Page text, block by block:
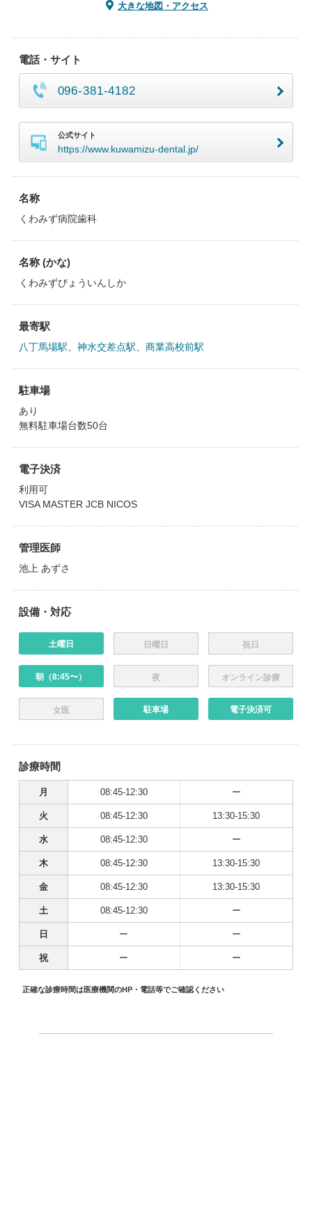
大きな地図・アクセス
電話・サイト
096-381-4182
公式サイト
https://www.kuwamizu-dental.jp/
名称
くわみず病院歯科
名称 (かな)
くわみずびょういんしか
最寄駅
八丁馬場駅 神水交差点駅 商業高校前駅
駐車場
あり
無料駐車場台数50台
電子決済
利用可
VISA MASTER JCB NICOS
管理医師
池上 あずさ
設備・対応
土曜日 日曜日 祝日
朝（8:45〜） 夜 オンライン診療
女医 駐車場 電子決済可
診療時間
月 08:45-12:30 ー
火 08:45-12:30 13:30-15:30
水 08:45-12:30 ー
木 08:45-12:30 13:30-15:30
金 08:45-12:30 13:30-15:30
土 08:45-12:30 ー
日 ー ー
祝 ー ー
正確な診療時間は医療機関のHP・電話等でご確認ください